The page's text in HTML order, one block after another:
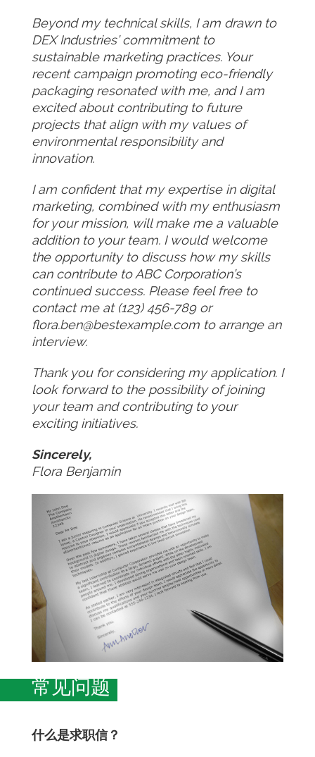
Beyond my technical skills, I am drawn to
DEX Industries’ commitment to
sustainable marketing practices. Your
recent campaign promoting eco-friendly
packaging resonated with me, and I am
excited about contributing to future
projects that align with my values of
environmental responsibility and
innovation.
I am confident that my expertise in digital
marketing, combined with my enthusiasm
for your mission, will make me a valuable
addition to your team. I would welcome
the opportunity to discuss how my skills
can contribute to ABC Corporation’s
continued success. Please feel free to
contact me at (123) 456-789 or
flora.ben@bestexample.com to arrange an
interview.
Thank you for considering my application. I
look forward to the possibility of joining
your team and contributing to your
exciting initiatives.
Sincerely,
Flora Benjamin
常见问题
什么是求职信？